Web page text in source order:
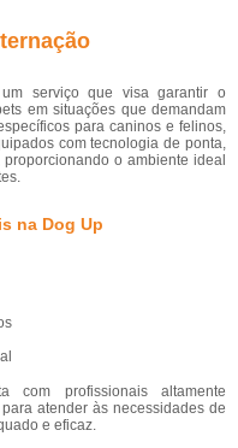
serviço que visa garantir o
em situações que demandam
para caninos e felinos,
com tecnologia de ponta,
o ambiente ideal
na Dog Up
com profissionais altamente
atender às necessidades de
e eficaz.